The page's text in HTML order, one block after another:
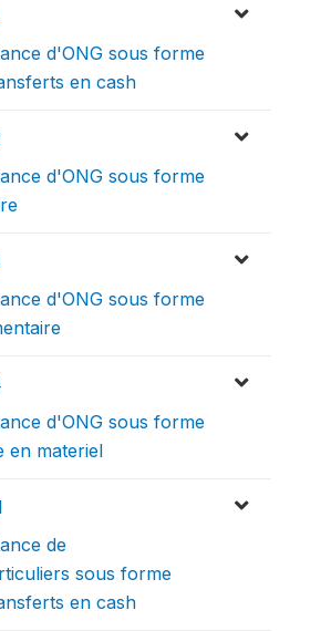
d'ONG sous forme
en cash
d'ONG sous forme
d'ONG sous forme
d'ONG sous forme
en materiel
de
sous forme
en cash